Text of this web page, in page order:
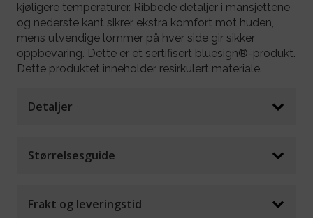
kjøligere temperaturer. Ribbede detaljer i mansjettene
og nederste kant sikrer ekstra komfort mot huden,
mens utvendige lommer på hver side gir sikker
oppbevaring. Dette er et sertifisert bluesign®-produkt.
Dette produktet inneholder resirkulert materiale.
Detaljer
Størrelsesguide
Frakt og leveringstid